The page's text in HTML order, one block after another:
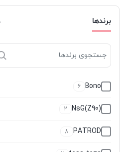
برندها
Bono
6
NsG(Z90)
2
PATROD
8